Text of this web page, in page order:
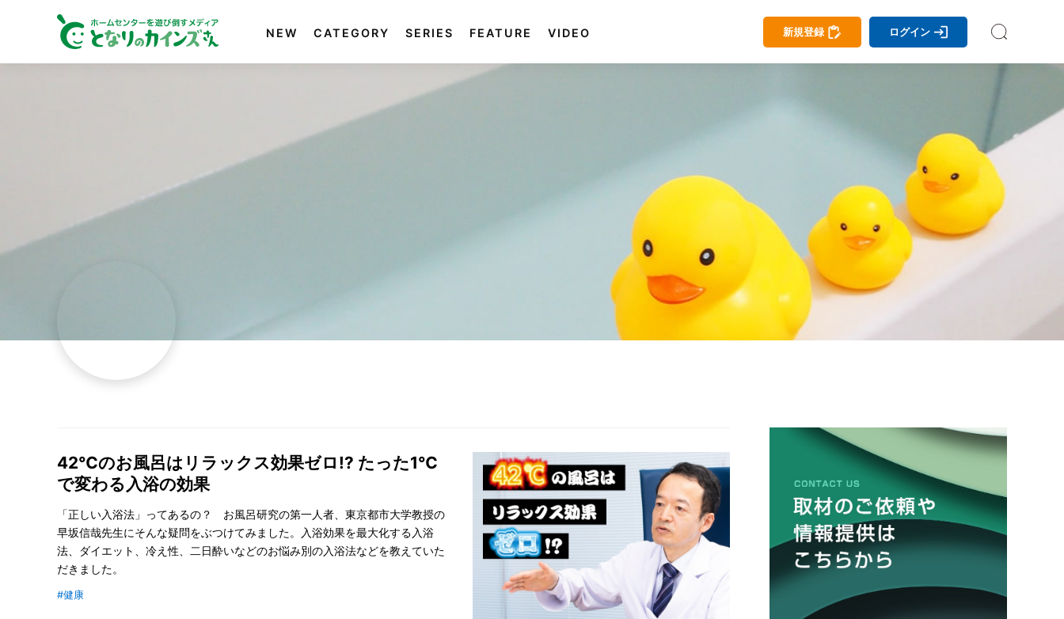
NEW CATEGORY SERIES FEATURE VIDEO 新規登録 ログイン
42℃のお風呂はリラックス効果ゼロ!? たった1℃
で変わる入浴の効果
「正しい入浴法」ってあるの？ お風呂研究の第一人者、東京都市大学教授の
早坂信哉先生にそんな疑問をぶつけてみました。入浴効果を最大化する入浴
法、ダイエット、冷え性、二日酔いなどのお悩み別の入浴法などを教えていた
だきました。
#健康